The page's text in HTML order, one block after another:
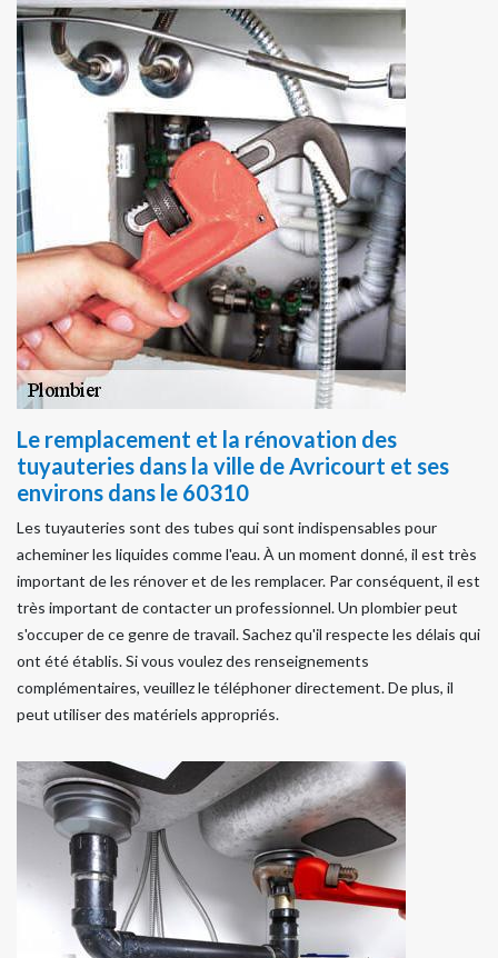
Le remplacement et la rénovation des
tuyauteries dans la ville de Avricourt et ses
environs dans le 60310
Les tuyauteries sont des tubes qui sont indispensables pour
acheminer les liquides comme l'eau. À un moment donné, il est très
important de les rénover et de les remplacer. Par conséquent, il est
très important de contacter un professionnel. Un plombier peut
s'occuper de ce genre de travail. Sachez qu'il respecte les délais qui
ont été établis. Si vous voulez des renseignements
complémentaires, veuillez le téléphoner directement. De plus, il
peut utiliser des matériels appropriés.